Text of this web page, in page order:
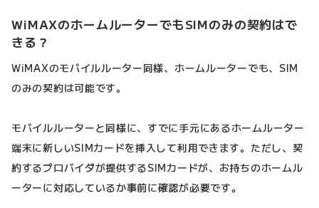
WiMAXのホームルーターでもSIMのみの契約はで
きる？
WiMAXのモバイルルーター同様、ホームルーターでも、SIM
のみの契約は可能です。
モバイルルーターと同様に、すでに手元にあるホームルーター
端末に新しいSIMカードを挿入して利用できます。ただし、契
約するプロバイダが提供するSIMカードが、お持ちのホームル
ーターに対応しているか事前に確認が必要です。